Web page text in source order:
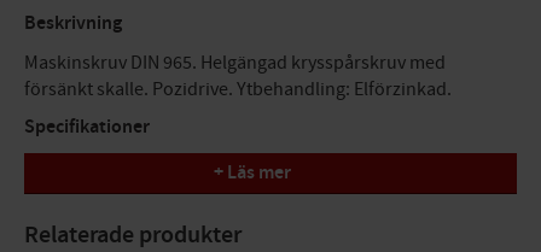
Beskrivning
Maskinskruv DIN 965. Helgängad krysspårskruv med
försänkt skalle. Pozidrive. Ytbehandling: Elförzinkad.
Specifikationer
Längd: 25mm
Bits: PZ3
+ Läs mer
Relaterade produkter